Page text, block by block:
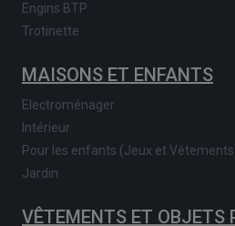
Engins BTP
Trotinette
MAISONS ET ENFANTS
Electroménager
Intérieur
Pour les enfants (Jeux et
Jardin
VÊTEMENTS ET OBJETS